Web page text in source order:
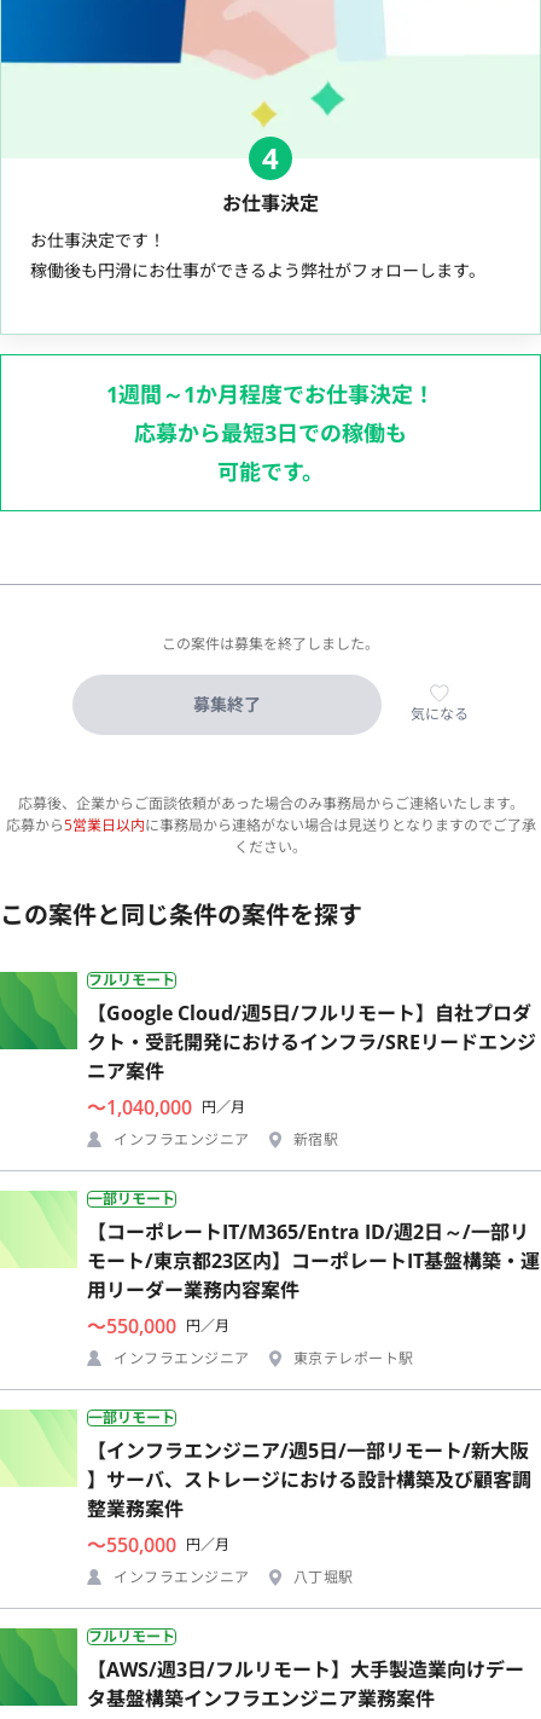
4
お仕事決定
お仕事決定です！
稼働後も円滑にお仕事ができるよう弊社がフォローします。
1週間～1か月程度でお仕事決定！
応募から最短3日での稼働も
可能です。
この案件は募集を終了しました。
募集終了 気になる
応募後、企業からご面談依頼があった場合のみ事務局からご連絡いたします。
応募から5営業日以内に事務局から連絡がない場合は見送りとなりますのでご了承
ください。
この案件と同じ条件の案件を探す
フルリモート
【Google Cloud/週5日/フルリモート】自社プロダ
クト・受託開発におけるインフラ/SREリードエンジ
ニア案件
〜1,040,000 円／月
インフラエンジニア
新宿駅
一部リモート
【コーポレートIT/M365/Entra ID/週2日～/一部リ
モート/東京都23区内】コーポレートIT基盤構築・運
用リーダー業務内容案件
〜550,000 円／月
インフラエンジニア
東京テレポート駅
一部リモート
【インフラエンジニア/週5日/一部リモート/新大阪
】サーバ、ストレージにおける設計構築及び顧客調
整業務案件
〜550,000 円／月
インフラエンジニア
八丁堀駅
フルリモート
【AWS/週3日/フルリモート】大手製造業向けデー
タ基盤構築インフラエンジニア業務案件